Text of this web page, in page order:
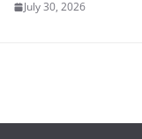
July 30, 2026